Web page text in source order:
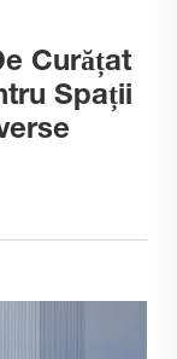
Curățat
Spații